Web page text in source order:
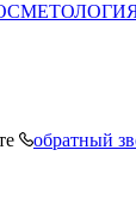
обратный